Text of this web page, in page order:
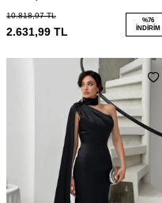
10.818,97TL
2.631,99 TL
%76
İNDIRIM